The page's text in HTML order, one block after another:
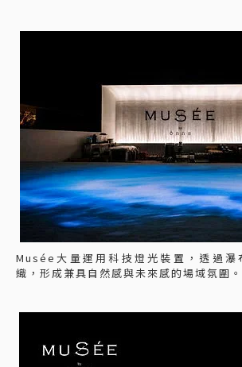
Musée大量運用科技燈光裝置，透過瀑
織，形成兼具自然感與未來感的場域氛圍